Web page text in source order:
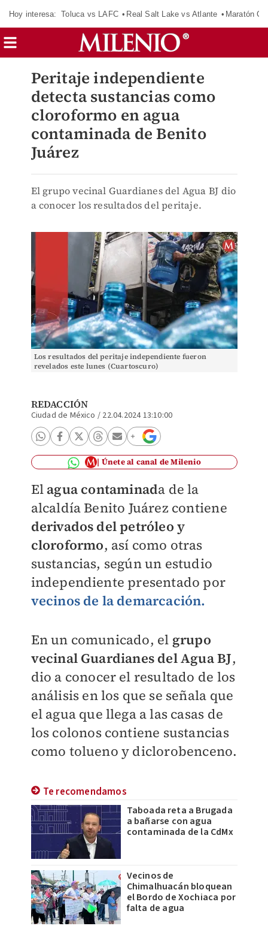
Hoy interesa: Toluca vs LAFC Real Salt Lake vs Atlante Maratón
Peritaje independiente
detecta sustancias como
cloroformo en agua
contaminada de Benito
Juárez
El grupo vecinal Guardianes del Agua BJ dio
a conocer los resultados del peritaje.
Los resultados del peritaje independiente fueron
revelados este lunes (Cuartoscuro)
REDACCIÓN
Ciudad de México / 22.04.2024 13:10:00
Únete al canal de Milenio
El agua contaminada de la
alcaldía Benito Juárez contiene
derivados del petróleo y
cloroformo, así como otras
sustancias, según un estudio
independiente presentado por
vecinos de la demarcación.
En un comunicado, el grupo
vecinal Guardianes del Agua BJ,
dio a conocer el resultado de los
análisis en los que se señala que
el agua que llega a las casas de
los colonos contiene sustancias
como tolueno y diclorobenceno.
Te recomendamos
Taboada reta a Brugada
a bañarse con agua
contaminada de la CdMx
Vecinos de
Chimalhuacán bloquean
el Bordo de Xochiaca por
falta de agua